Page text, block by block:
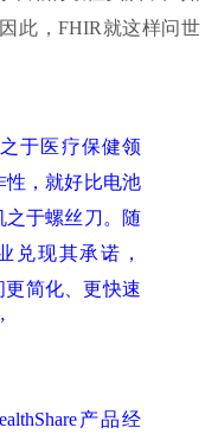
此，FHIR就这样问世
于医疗保健领
性，就好比电池
之于螺丝刀。随
兑现其承诺，
简化、更快速
产品经